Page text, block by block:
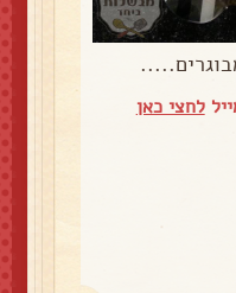
לחצי כאן